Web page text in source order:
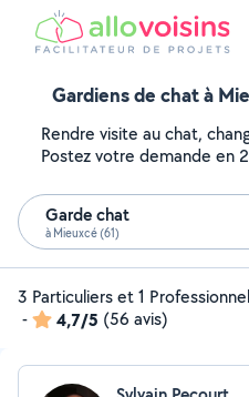
Gardiens de chat à
Rendre visite au chat,
Postez votre demande en
Garde chat
à Mieuxcé (61)
3 Particuliers et 1
-
4,7/5 (56 avis)